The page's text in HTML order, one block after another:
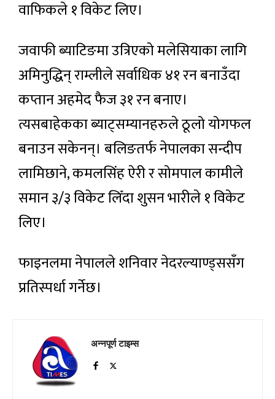
वाफिकले १ विकेट लिए।
जवाफी ब्याटिङमा उत्रिएको मलेसियाका लागि
अमिनुद्धिन् राम्लीले सर्वाधिक ४१ रन बनाउँदा
कप्तान अहमेद फैज ३१ रन बनाए।
त्यसबाहेकका ब्याट्सम्यानहरुले ठूलो योगफल
बनाउन सकेनन्। बलिङतर्फ नेपालका सन्दीप
लामिछाने, कमलसिंह ऐरी र सोमपाल कामीले
समान ३/३ विकेट लिँदा शुसन भारीले १ विकेट
लिए।
फाइनलमा नेपालले शनिवार नेदरल्याण्ड्ससँग
प्रतिस्पर्धा गर्नेछ।
अन्नपूर्ण टाइम्स